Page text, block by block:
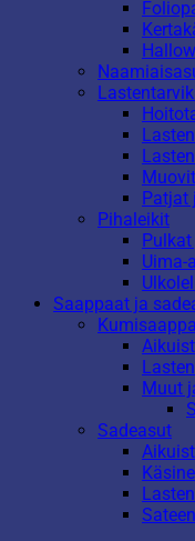
Patjat
Pihaleikit
Uima-
Saappaat ja
Muut
Sadeasut